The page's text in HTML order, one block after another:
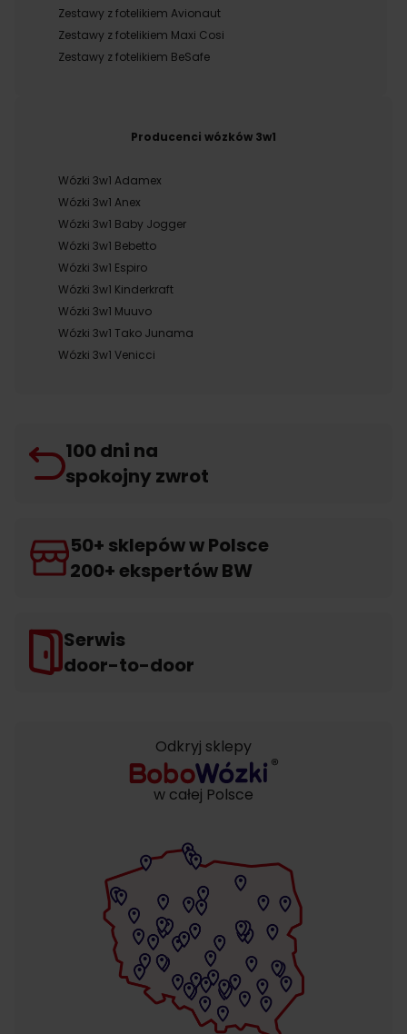
Zestawy z fotelikiem Avionaut
Zestawy z fotelikiem Maxi Cosi
Zestawy z fotelikiem BeSafe
Producenci wózków 3w1
Wózki 3w1 Adamex
Wózki 3w1 Anex
Wózki 3w1 Baby Jogger
Wózki 3w1 Bebetto
Wózki 3w1 Espiro
Wózki 3w1 Kinderkraft
Wózki 3w1 Muuvo
Wózki 3w1 Tako Junama
Wózki 3w1 Venicci
100 dni na
spokojny zwrot
50+ sklepów w Polsce
200+ ekspertów BW
Serwis
door-to-door
Odkryj sklepy
w całej Polsce